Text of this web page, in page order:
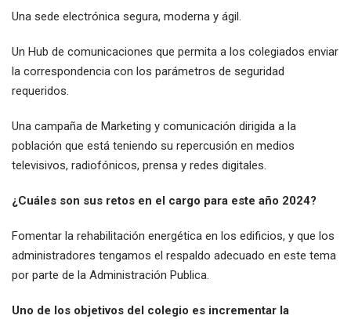
Una sede electrónica segura, moderna y ágil.
Un Hub de comunicaciones que permita a los colegiados enviar
la correspondencia con los parámetros de seguridad
requeridos.
Una campaña de Marketing y comunicación dirigida a la
población que está teniendo su repercusión en medios
televisivos, radiofónicos, prensa y redes digitales.
¿Cuáles son sus retos en el cargo para este año 2024?
Fomentar la rehabilitación energética en los edificios, y que los
administradores tengamos el respaldo adecuado en este tema
por parte de la Administración Publica.
Uno de los objetivos del colegio es incrementar la